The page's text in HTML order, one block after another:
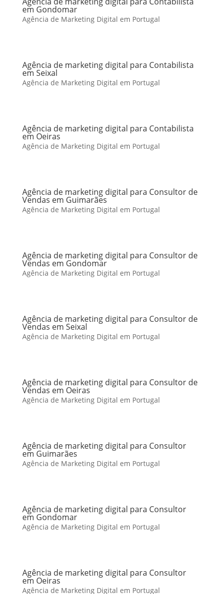
em Gondomar
Agência de Marketing Digital em Portugal
Agência de marketing digital para Contabilista
em Seixal
Agência de Marketing Digital em Portugal
Agência de marketing digital para Contabilista
em Oeiras
Agência de Marketing Digital em Portugal
Agência de marketing digital para Consultor de
Vendas em Guimarães
Agência de Marketing Digital em Portugal
Agência de marketing digital para Consultor de
Vendas em Gondomar
Agência de Marketing Digital em Portugal
Agência de marketing digital para Consultor de
Vendas em Seixal
Agência de Marketing Digital em Portugal
Agência de marketing digital para Consultor de
Vendas em Oeiras
Agência de Marketing Digital em Portugal
Agência de marketing digital para Consultor
em Guimarães
Agência de Marketing Digital em Portugal
Agência de marketing digital para Consultor
em Gondomar
Agência de Marketing Digital em Portugal
Agência de marketing digital para Consultor
em Oeiras
Agência de Marketing Digital em Portugal